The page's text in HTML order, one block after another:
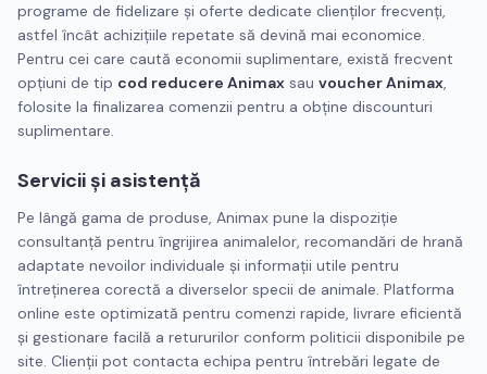
programe de fidelizare și oferte dedicate clienților frecvenți,
astfel încât achizițiile repetate să devină mai economice.
Pentru cei care caută economii suplimentare, există frecvent
opțiuni de tip cod reducere Animax sau voucher Animax,
folosite la finalizarea comenzii pentru a obține discounturi
suplimentare.
Servicii și asistență
Pe lângă gama de produse, Animax pune la dispoziție
consultanță pentru îngrijirea animalelor, recomandări de hrană
adaptate nevoilor individuale și informații utile pentru
întreținerea corectă a diverselor specii de animale. Platforma
online este optimizată pentru comenzi rapide, livrare eficientă
și gestionare facilă a retururilor conform politicii disponibile pe
site. Clienții pot contacta echipa pentru întrebări legate de